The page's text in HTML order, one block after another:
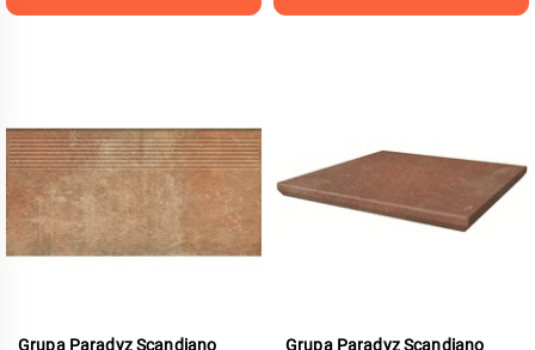
Grupa Paradyz Scandiano Grupa Paradyz Scandiano